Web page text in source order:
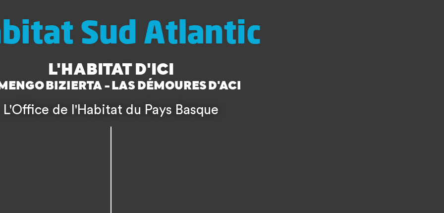
Sud Atlantic
L'HABITAT D'ICI
BIZIERTA - LAS DÉMOURES D'ACI
L'Office de l'Habitat du Pays Basque